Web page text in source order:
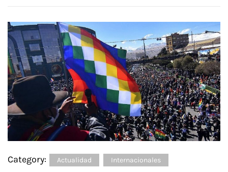
Category: Actualidad Internacionales